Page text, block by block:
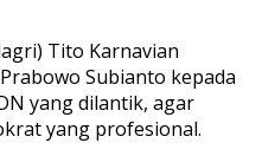
Tito Karnavian
Subianto kepada
yang dilantik, agar
yang profesional.